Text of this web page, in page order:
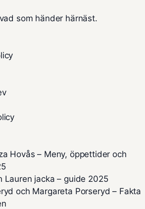
som händer härnäst.
Hovås – Meny, öppettider och
Lauren jacka – guide 2025
och Margareta Porseryd – Fakta